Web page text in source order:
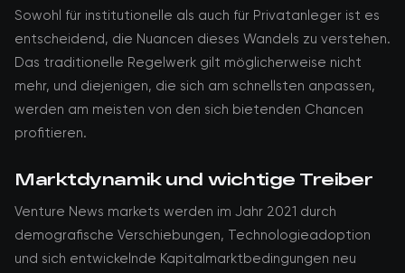
Sowohl für institutionelle als auch für Privatanleger ist es
entscheidend, die Nuancen dieses Wandels zu verstehen.
Das traditionelle Regelwerk gilt möglicherweise nicht
mehr, und diejenigen, die sich am schnellsten anpassen,
werden am meisten von den sich bietenden Chancen
profitieren.
Marktdynamik und wichtige Treiber
Venture News markets werden im Jahr 2021 durch
demografische Verschiebungen, Technologieadoption
und sich entwickelnde Kapitalmarktbedingungen neu